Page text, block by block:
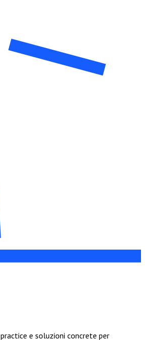
e soluzioni concrete per